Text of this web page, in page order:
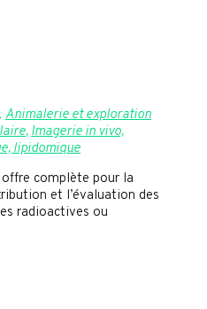
, Animalerie et exploration
,Imagerie in vivo,
lipidomique
offre complète pour la
et l’évaluation des
radioactives ou